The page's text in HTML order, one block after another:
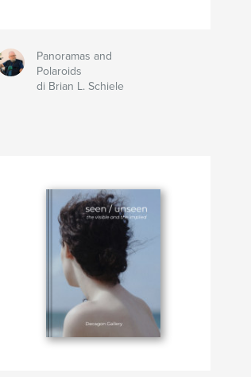
Panoramas and
Polaroids
di Brian L. Schiele